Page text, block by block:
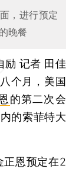
，进行预定
晚餐
励 记者 田佳
个月，美国
的第二次会
的索菲特大
恩预定在2